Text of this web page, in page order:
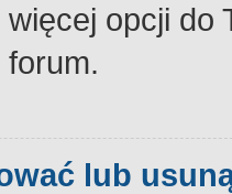
więcej opcji
lub